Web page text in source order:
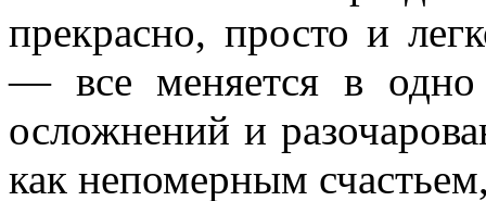
прекрасно, просто и
— все меняется в одно
осложнений и
как непомерным